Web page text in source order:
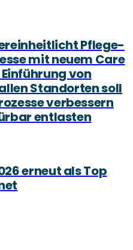
Pflege-
mit neuem Care
von
Standorten soll
verbessern
entlasten
erneut als Top